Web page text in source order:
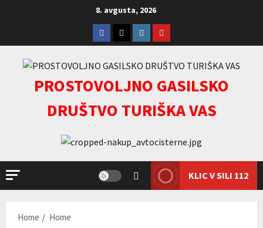
8. avgusta, 2026
Facebook
TwitterInstagram
youtube
PROSTOVOLJNO GASILSKO
DRUŠTVO TURIŠKA VAS
KLIC V SILI 112
Home Home